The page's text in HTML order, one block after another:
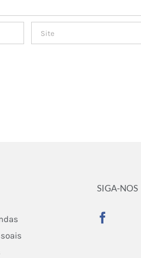
SIGA-NOS